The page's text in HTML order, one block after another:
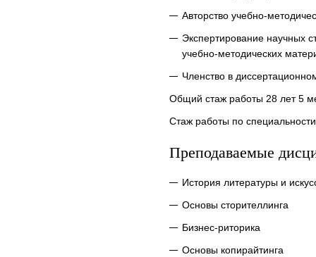
Авторство учебно-
Экспертирование научных
учебно-методических
Членство в
Общий стаж работы 28 лет 5
Стаж работы по
Преподаваемые
История литературы и
Основы сторителлинга
Бизнес-риторика
Основы копирайтинга